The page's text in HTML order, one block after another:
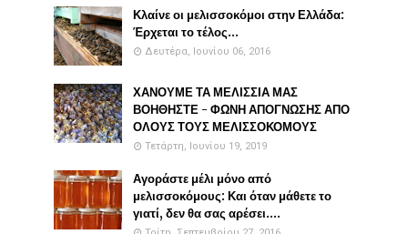
Κλαίνε οι μελισσοκόμοι στην Ελλάδα:
Έρχεται το τέλος...
Δευτέρα, Ιουνίου 06, 2016
ΧΑΝΟΥΜΕ ΤΑ ΜΕΛΙΣΣΙΑ ΜΑΣ
ΒΟΗΘΗΣΤΕ - ΦΩΝΗ ΑΠΟΓΝΩΣΗΣ ΑΠΟ
ΟΛΟΥΣ ΤΟΥΣ ΜΕΛΙΣΣΟΚΟΜΟΥΣ
Τετάρτη, Ιουνίου 19, 2019
Αγοράστε μέλι μόνο από
μελισσοκόμους: Και όταν μάθετε το
γιατί, δεν θα σας αρέσει....